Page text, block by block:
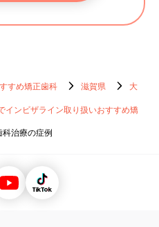
すめ矯正歯科 滋賀県
大
インビザライン取り扱いおすすめ矯
科治療の症例